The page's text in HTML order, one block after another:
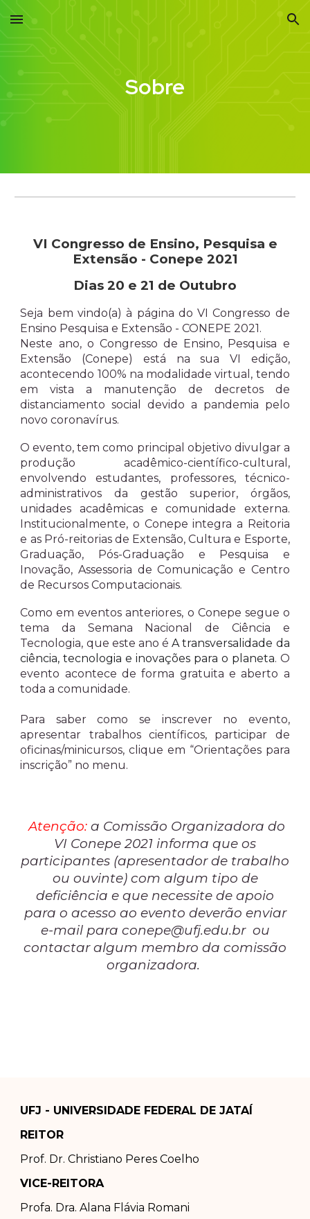
Skip to main content Skip to navigation
Sobre
VI Congresso de Ensino, Pesquisa e
Extensão - Conepe 2021
Dias 20 e 21 de Outubro
Seja bem vindo(a) à página do VI Congresso de
Ensino Pesquisa e Extensão - CONEPE 2021.
Neste ano, o Congresso de Ensino, Pesquisa e
Extensão (Conepe) está na sua VI edição,
acontecendo 100% na modalidade virtual, tendo
em vista a manutenção de decretos de
distanciamento social devido a pandemia pelo
novo coronavírus.
O evento, tem como principal objetivo divulgar a
produção acadêmico-científico-cultural,
envolvendo estudantes, professores, técnico-
administrativos da gestão superior, órgãos,
unidades acadêmicas e comunidade externa.
Institucionalmente, o Conepe integra a Reitoria
e as Pró-reitorias de Extensão, Cultura e Esporte,
Graduação, Pós-Graduação e Pesquisa e
Inovação, Assessoria de Comunicação e Centro
de Recursos Computacionais.
Como em eventos anteriores, o Conepe segue o
tema da Semana Nacional de Ciência e
Tecnologia, que este ano éA transversalidade da
ciência, tecnologia e inovações para o planeta. O
evento acontece de forma gratuita e aberto a
toda a comunidade.
Para saber como se inscrever no evento,
apresentar trabalhos científicos, participar de
oficinas/minicursos, clique em “Orientações para
inscrição” no menu.
Atenção:a Comissão Organizadora do
VI Conepe 2021 informa que os
participantes (apresentador de trabalho
ou ouvinte) com algum tipo de
deficiência e que necessite de apoio
para o acesso ao evento deverão enviar
e-mail para conepe@ufj.edu.br ou
contactar algum membro da comissão
organizadora.
UFJ - UNIVERSIDADE FEDERAL DE JATAÍ
REITOR
Prof. Dr. Christiano Peres Coelho
VICE-REITORA
Profa. Dra. Alana Flávia Romani